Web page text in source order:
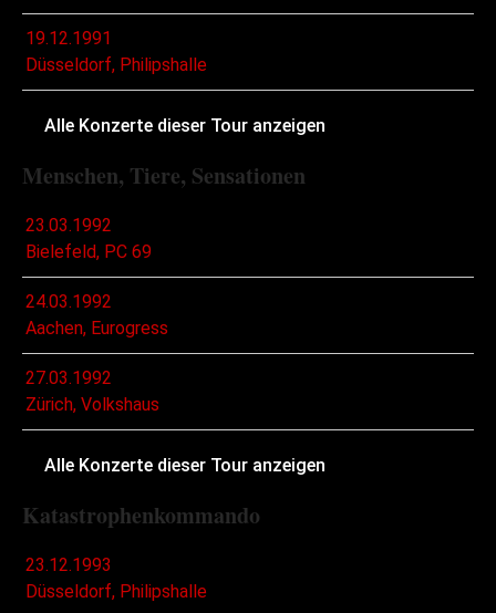
19.12.1991
Düsseldorf, Philipshalle
Alle Konzerte dieser Tour anzeigen
Menschen, Tiere, Sensationen
23.03.1992
Bielefeld, PC 69
24.03.1992
Aachen, Eurogress
27.03.1992
Zürich, Volkshaus
Alle Konzerte dieser Tour anzeigen
Katastrophenkommando
23.12.1993
Düsseldorf, Philipshalle